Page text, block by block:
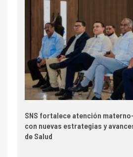
SNS fortalece atención
con nuevas estrategias y
de Salud